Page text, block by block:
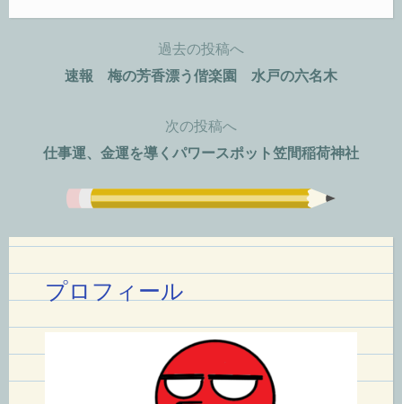
ー
ョ
過去の投稿へ
速報 梅の芳香漂う偕楽園 水戸の六名木
次の投稿へ
仕事運、金運を導くパワースポット笠間稲荷神社
プロフィール